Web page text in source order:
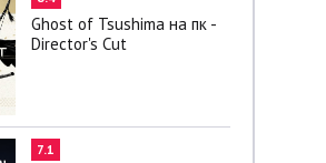
Ghost of Tsushima на пк -
Director's Cut
7.1